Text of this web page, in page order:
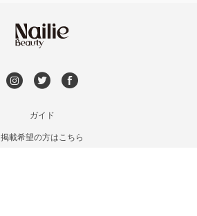
ガイド
掲載希望の方はこちら